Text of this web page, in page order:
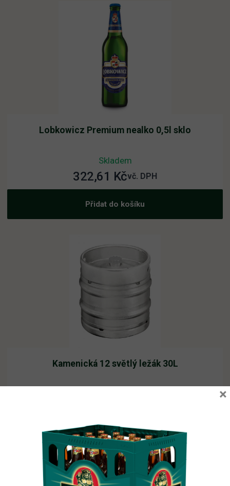
Lobkowicz Premium nealko 0,5l sklo
Skladem
322,61 Kčvč. DPH
Přidat do košíku
Kamenická 12 světlý ležák 30L
Čtěte více
×